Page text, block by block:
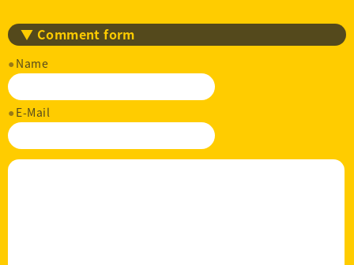
▼ Comment form
Name
E-Mail